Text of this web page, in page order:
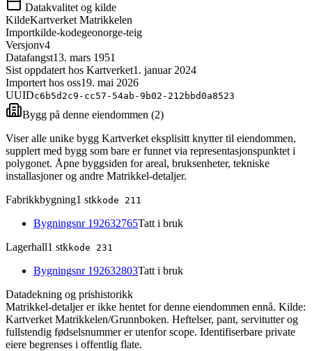
Datakvalitet og kilde
KildeKartverket Matrikkelen
Importkilde-kodegeonorge-teig
Versjonv4
Datafangst13. mars 1951
Sist oppdatert hos Kartverket1. januar 2024
Importert hos oss19. mai 2026
UUIDc6b5d2c9-cc57-54ab-9b02-212bbd0a8523
Bygg på denne eiendommen (2)
Viser alle unike bygg Kartverket eksplisitt knytter til eiendommen,
supplert med bygg som bare er funnet via representasjonspunktet i
polygonet. Åpne byggsiden for areal, bruksenheter, tekniske
installasjoner og andre Matrikkel-detaljer.
Fabrikkbygning1 stkkode 211
Bygningsnr 192632765Tatt i bruk
Lagerhall1 stkkode 231
Bygningsnr 192632803Tatt i bruk
Datadekning og prishistorikk
Matrikkel-detaljer er ikke hentet for denne eiendommen ennå. Kilde:
Kartverket Matrikkelen/Grunnboken. Heftelser, pant, servitutter og
fullstendig fødselsnummer er utenfor scope. Identifiserbare private
eiere begrenses i offentlig flate.